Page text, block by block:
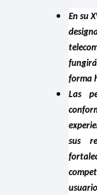
En su
forma
Las
sus